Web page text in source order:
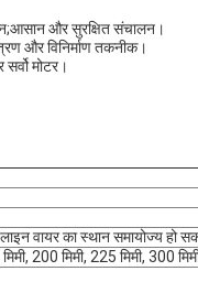
और सुरक्षित संचालन।
और विनिर्माण तकनीक।
मोटर।
वायर का स्थान समायोज्य हो
200 मिमी, 225 मिमी, 300